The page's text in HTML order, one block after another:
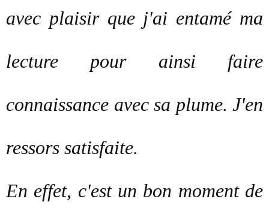
avec plaisir que j'ai entamé ma
lecture pour ainsi faire
connaissance avec sa plume. J'en
ressors satisfaite.
En effet, c'est un bon moment de